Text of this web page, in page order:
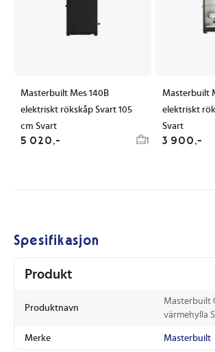
Masterbuilt Mes 140B
elektriskt rökskåp Svart 105
cm Svart
5 020,- 1
Masterbuilt
elektriskt
Svart
3 900,-
Spesifikasjon
Produkt
Produktnavn
Masterbuilt
värmehylla
Merke Masterbuilt